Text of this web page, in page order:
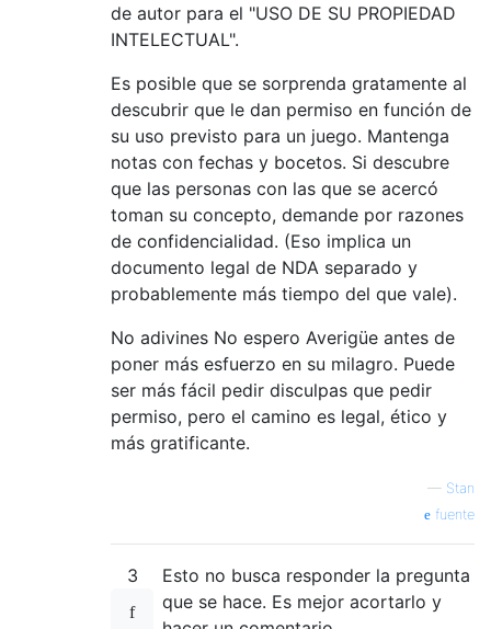
de autor para el "USO DE SU PROPIEDAD
INTELECTUAL".
Es posible que se sorprenda gratamente al
descubrir que le dan permiso en función de
su uso previsto para un juego. Mantenga
notas con fechas y bocetos. Si descubre
que las personas con las que se acercó
toman su concepto, demande por razones
de confidencialidad. (Eso implica un
documento legal de NDA separado y
probablemente más tiempo del que vale).
No adivines No espero Averigüe antes de
poner más esfuerzo en su milagro. Puede
ser más fácil pedir disculpas que pedir
permiso, pero el camino es legal, ético y
más gratificante.
— Stan
fuente
3
Esto no busca responder la pregunta
que se hace. Es mejor acortarlo y